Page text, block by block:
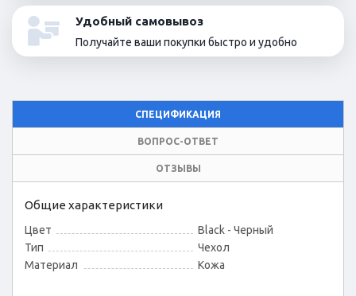
Удобный самовывоз
Получайте ваши покупки быстро и удобно
СПЕЦИФИКАЦИЯ
ВОПРОС-ОТВЕТ
ОТЗЫВЫ
Общие характеристики
Цвет
Black - Черный
Тип
Чехол
Материал
Кожа